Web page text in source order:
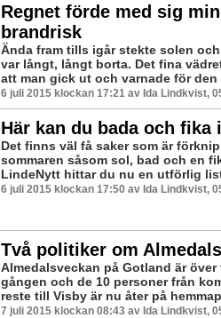
Regnet förde med sig
brandrisk
Ända fram tills igår stekte solen
var långt, långt borta. Det fina
att man gick ut och varnade för den
6 juli 2015 klockan 17:21 av Ida Lindkvist,
Här kan du bada och fika
Det finns väl få saker som är
sommaren såsom sol, bad och en
LindeNytt hittar du nu en utförlig
6 juli 2015 klockan 17:50 av Ida Lindkvist,
Två politiker om
Almedalsveckan på Gotland är över
gången och de 10 personer från
reste till Visby är nu åter på
7 juli 2015 klockan 08:43 av Ida Lindkvist,